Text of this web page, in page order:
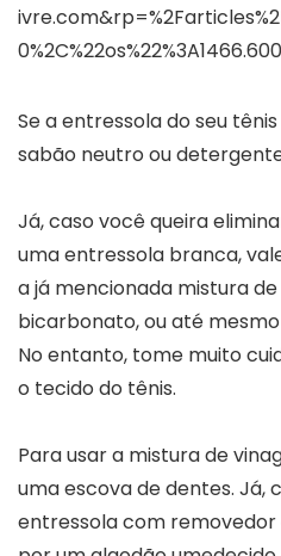
Se a entressola do seu
sabão neutro ou
Já, caso você queira
uma entressola branca,
a já mencionada mistura
bicarbonato, ou até
No entanto, tome muito
o tecido do tênis.
Para usar a mistura de
uma escova de dentes. Já,
entressola com